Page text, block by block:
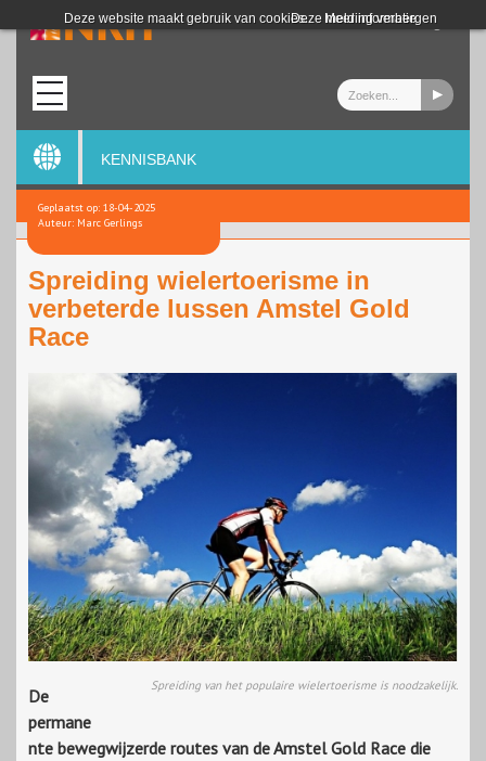
Deze website maakt gebruik van cookies. Meer informatie
Deze melding verbergen
Login
KENNISBANK
Geplaatst op: 18-04-2025
Auteur: Marc Gerlings
Spreiding wielertoerisme in
verbeterde lussen Amstel Gold
Race
Spreiding van het populaire wielertoerisme is noodzakelijk.
De
permane
nte bewegwijzerde routes van de Amstel Gold Race die